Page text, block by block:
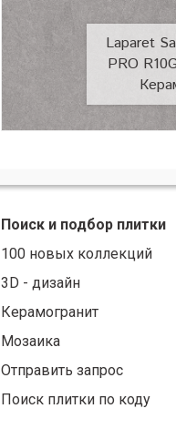
Laparet
PRO
Поиск и подбор плитки
100 новых коллекций
3D - дизайн
Керамогранит
Мозаика
Отправить запрос
Поиск плитки по коду